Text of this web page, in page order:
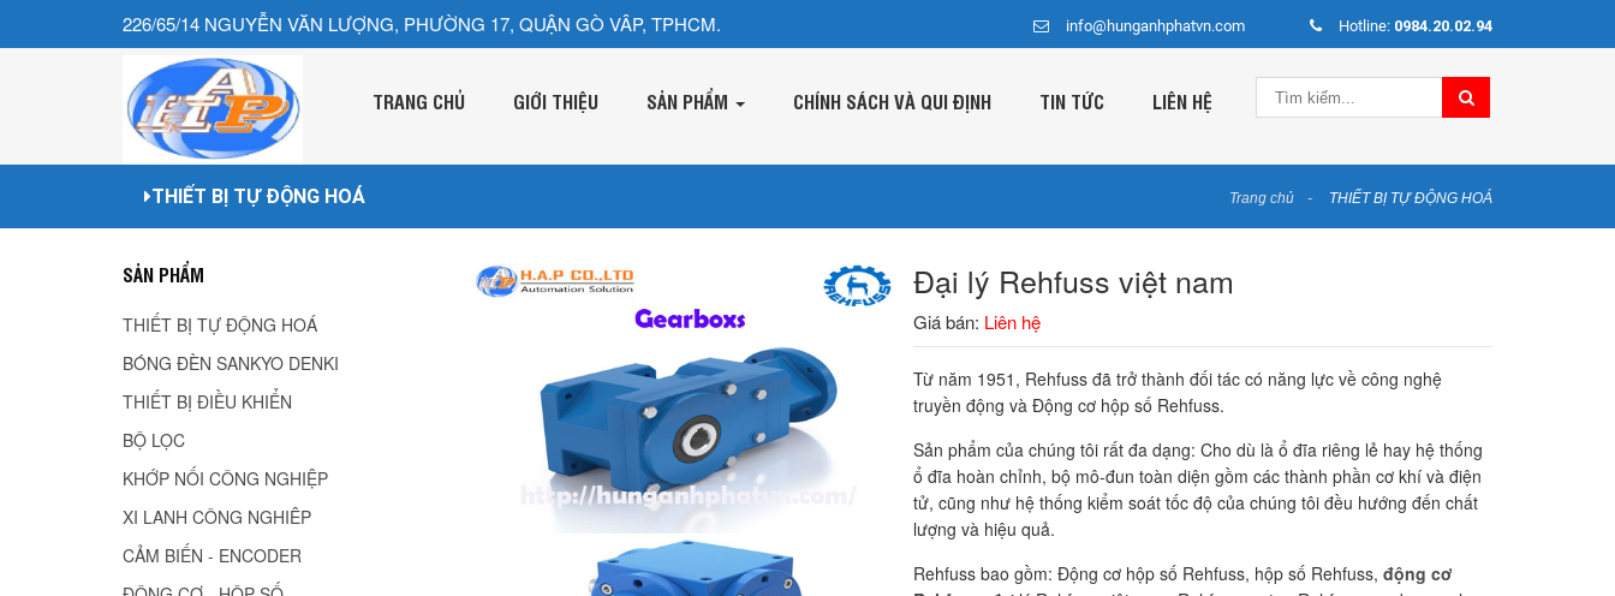
226/65/14 NGUYỄN VĂN LƯỢNG, PHƯỜNG 17, QUẬN GÒ VÂP, TPHCM. info@hunganhphatvn.com Hotline: 0984.20.02.94
TRANG CHỦ GIỚI THIỆU SẢN PHẨM CHÍNH SÁCH VÀ QUI ĐỊNH TIN TỨC LIÊN HỆ
THIẾT BỊ TỰ ĐỘNG HOÁ Trang chủ THIẾT BỊ TỰ ĐỘNG HOÁ
Đại lý Rehfuss việt nam
Giá bán: Liên hệ
Từ năm 1951, Rehfuss đã trở thành đối tác có năng lực về công nghệ
truyền động và Động cơ hộp số Rehfuss.
Sản phẩm của chúng tôi rất đa dạng: Cho dù là ổ đĩa riêng lẻ hay hệ thống
ổ đĩa hoàn chỉnh, bộ mô-đun toàn diện gồm các thành phần cơ khí và điện
tử, cũng như hệ thống kiểm soát tốc độ của chúng tôi đều hướng đến chất
lượng và hiệu quả.
Rehfuss bao gồm: Động cơ hộp số Rehfuss, hộp số Rehfuss,động cơ
SẢN PHẨM
THIẾT BỊ TỰ ĐỘNG HOÁ
BÓNG ĐÈN SANKYO DENKI
THIẾT BỊ ĐIỀU KHIỂN
BỘ LỌC
KHỚP NỐI CÔNG NGHIỆP
XI LANH CÔNG NGHIÊP
CẢM BIẾN - ENCODER